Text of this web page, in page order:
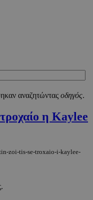
αναζητώντας οδηγός.
η Kaylee
zoi-tis-se-troxaio-i-kaylee-